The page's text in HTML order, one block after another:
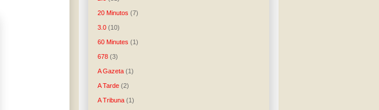
20 Minutos (7)
3.0 (10)
60 Minutes (1)
678 (3)
A Gazeta (1)
A Tarde (2)
A Tribuna (1)